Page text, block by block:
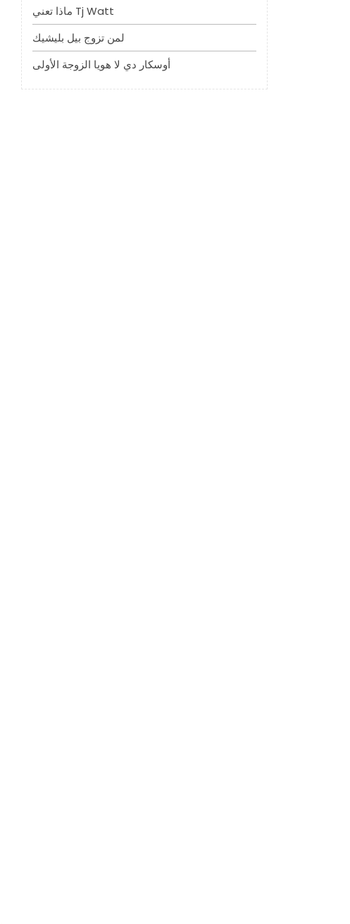
ماذا تعني Tj Watt
لمن تزوج بيل بليشيك
أوسكار دي لا هويا الزوجة الأولى